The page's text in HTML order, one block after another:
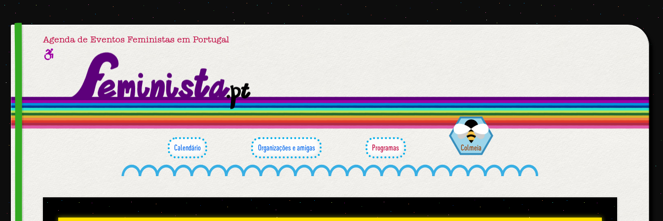
Agenda de Eventos Feministas em Portugal
Calendário Organizações e amigas Programas Colmeia